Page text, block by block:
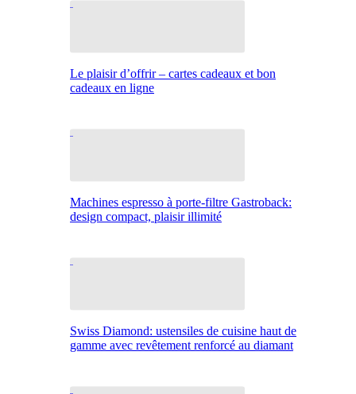
Le plaisir d’offrir – cartes cadeaux et bon
cadeaux en ligne
Machines espresso à porte-filtre Gastroback:
design compact, plaisir illimité
Swiss Diamond: ustensiles de cuisine haut de
gamme avec revêtement renforcé au diamant